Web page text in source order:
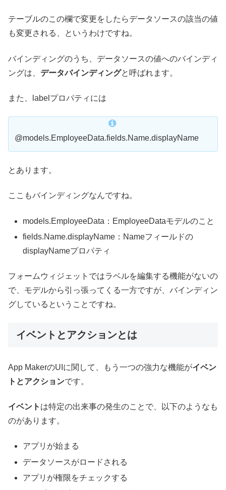
テーブルのこの欄で変更をしたらデータソースの該当の値
も変更される、というわけですね。
バインディングのうち、データソースの値へのバインディ
ングは、 データバインディングと呼ばれます。
また、labelプロパティには
@models.EmployeeData.fields.Name.displayName
とあります。
ここもバインディングなんですね。
models.EmployeeData：EmployeeDataモデルのこと
fields.Name.displayName：Nameフィールドの
displayNameプロパティ
フォームウィジェットではラベルを編集する機能がないの
で、モデルから引っ張ってくる一方ですが、バインディン
グしているということですね。
イベントとアクションとは
App MakerのUIに関して、もう一つの強力な機能がイベン
トとアクションです。
イベント は特定の出来事の発生のことで、以下のようなも
のがあります。
アプリが始まる
データソースがロードされる
アプリが権限をチェックする